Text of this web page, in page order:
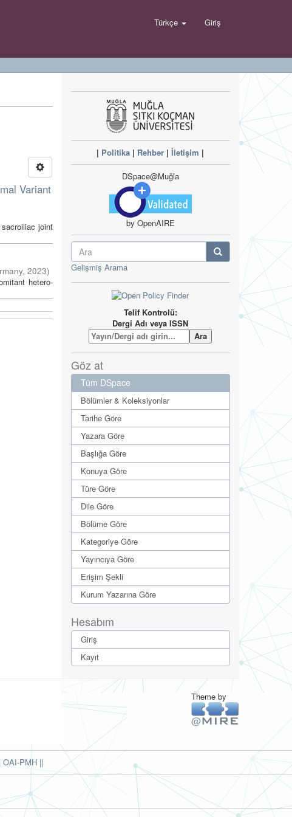
Türkçe Giriş
Variant
joint
, 2023)
hetero-
| Politika | Rehber |İletişim |
DSpace@Muğla
by OpenAIRE
Gelişmiş Arama
Telif Kontrolü:
Dergi Adı veya ISSN
Göz at
Tüm DSpace
Bölümler & Koleksiyonlar
Tarihe Göre
Yazara Göre
Başlığa Göre
Konuya Göre
Türe Göre
Dile Göre
Bölüme Göre
Kategoriye Göre
Yayıncıya Göre
Erişim Şekli
Kurum Yazarına Göre
Hesabım
Giriş
Kayıt
Theme by
OAI-PMH ||